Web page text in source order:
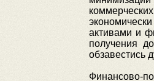
активами и
получения
обзавестись
Финансово-